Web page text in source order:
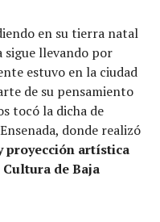
en su tierra natal
sigue llevando por
estuvo en la ciudad
de su pensamiento
tocó la dicha de
donde realizó
proyección artística
de Baja